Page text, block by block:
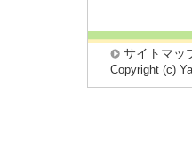
サイトマッ
Copyright (c)